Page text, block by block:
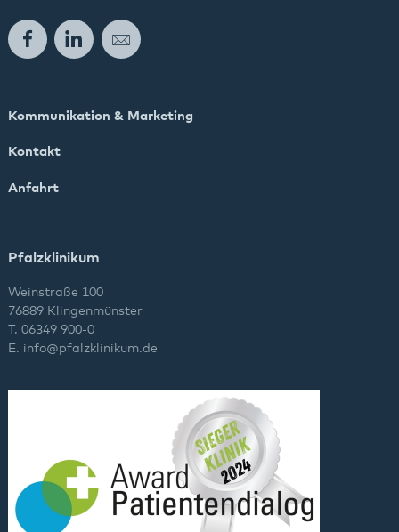
FacebookLinkedInE-Mail
Kommunikation & Marketing
Kontakt
Anfahrt
Pfalzklinikum
Weinstraße 100
76889 Klingenmünster
T. 06349 900-0
E. info@pfalzklinikum.de